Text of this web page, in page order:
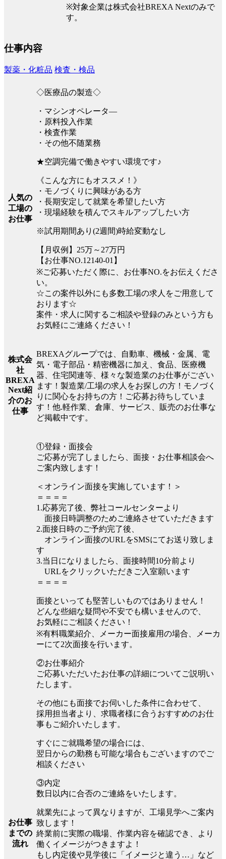
※対象企業は株式会社BREXA Nextのみで
す。
仕事内容
製薬・化粧品 検査・検品
人気の
工場の
お仕事
◇医療品の製造◇
・マシンオペレータ―
・原料投入作業
・検査作業
・その他不随業務
★空調完備で働きやすい環境です♪
《こんな方にもオススメ！》
・モノづくりに興味がある方
・長期安定して就業を希望したい方
・現場経験を積んでスキルアップしたい方
※試用期間あり(2週間)時給変動なし
【月収例】25万～27万円
【お仕事NO.12140-01】
※ご応募いただく際に、お仕事NO.をお伝えくださ
い。
☆この案件以外にも多数工場の求人をご用意して
おります☆
案件・求人に関するご相談や登録のみという方も
お気軽にご連絡ください！
株式会
社
BREXA
Next紹
介のお
仕事
BREXAグループでは、自動車、機械・金属、電
気・電子部品・精密機器に加え、食品、医療機
器、住宅関連等、様々な製造業のお仕事がござい
ます！製造業/工場の求人をお探しの方！モノづく
りに関心をお持ちの方！ご応募お待ちしていま
す！他.軽作業、倉庫、サービス、販売のお仕事な
ど掲載中です。
お仕事
までの
流れ
①登録・面接会
ご応募が完了しましたら、面接・お仕事相談会へ
ご案内致します！
＜オンライン面接を実施しています！＞
＝＝＝＝
1.応募完了後、弊社コールセンターより
面接日時調整のためご連絡させていただきます
2.面接日時のご予約完了後、
オンライン面接のURLをSMSにてお送り致しま
す
3.当日になりましたら、面接時間10分前より
URLをクリックいただきご入室願います
＝＝＝＝
面接といっても堅苦しいものではありません！
どんな些細な疑問や不安でも構いませんので、
お気軽にご相談ください！
※有料職業紹介、メーカー面接雇用の場合、メーカ
ーにて2次面接を行います。
②お仕事紹介
ご応募いただいたお仕事の詳細についてご説明い
たします。
その他にも面接でお伺いした条件に合わせて、
採用担当者より、求職者様に合うおすすめのお仕
事もご紹介いたします。
すぐにご就職希望の場合には、
翌日からの勤務も可能な場合もございますのでご
相談ください
③内定
数日以内に合否のご連絡をいたします。
就業先によって異なりますが、工場見学へご案内
致します！
終業前に実際の職場、作業内容を確認でき、より
働くイメージがつきますよ！
もし内定後や見学後に「イメージと違う…」など